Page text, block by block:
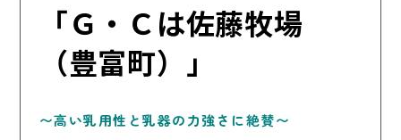
「Ｇ・Ｃは佐藤牧場
（豊富町）」
〜高い乳用性と乳器の力強さに絶賛〜